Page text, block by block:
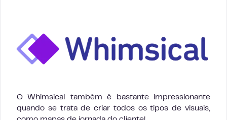
O Whimsical também é bastante impressionante
quando se trata de criar todos os tipos de visuais,